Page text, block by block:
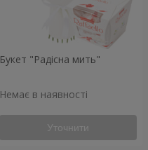
Букет "Радісна мить"
Немає в наявності
Уточнити